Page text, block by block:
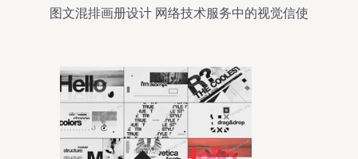
图文混排画册设计 网络技术服务中的视觉信使